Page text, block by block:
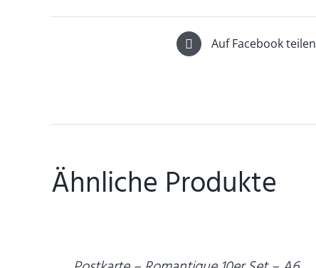
Auf Facebook teilen
Ähnliche Produkte